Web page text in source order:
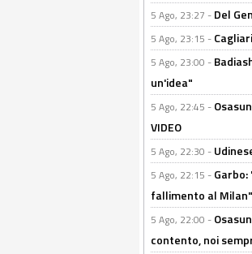
5 Ago, 23:27 - Del
5 Ago, 23:15 -
5 Ago, 23:00 -
un'idea"
5 Ago, 22:45 -
VIDEO
5 Ago, 22:30 -
5 Ago, 22:15 -
fallimento al Milan"
5 Ago, 22:00 -
contento, noi